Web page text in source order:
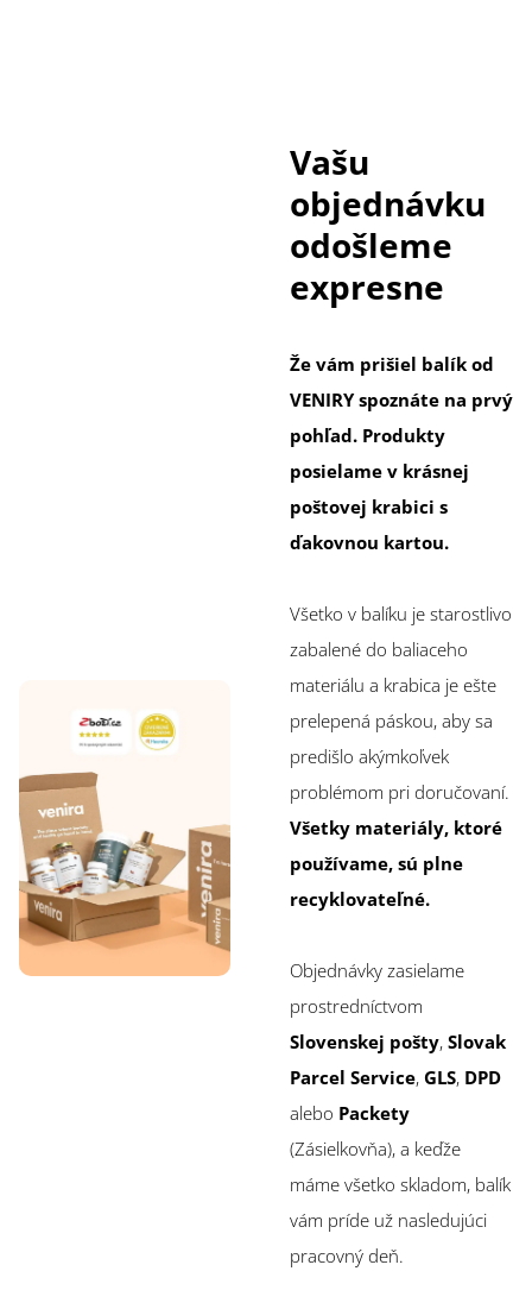
Vašu
objednávku
odošleme
expresne
Že vám prišiel balík od
VENIRY spoznáte na prvý
pohľad. Produkty
posielame v krásnej
poštovej krabici s
ďakovnou kartou.
Všetko v balíku je starostlivo
zabalené do baliaceho
materiálu a krabica je ešte
prelepená páskou, aby sa
predišlo akýmkoľvek
problémom pri doručovaní.
Všetky materiály, ktoré
používame, sú plne
recyklovateľné.
Objednávky zasielame
prostredníctvom
Slovenskej pošty, Slovak
Parcel Service, GLS, DPD
alebo Packety
(Zásielkovňa), a keďže
máme všetko skladom, balík
vám príde už nasledujúci
pracovný deň.